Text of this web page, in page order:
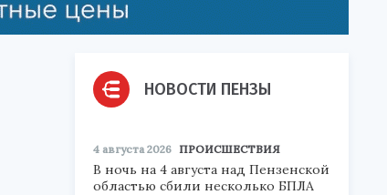
НОВОСТИ ПЕНЗЫ
4 августа 2026 ПРОИСШЕСТВИЯ
В ночь на 4 августа над Пензенской
областью сбили несколько БПЛА